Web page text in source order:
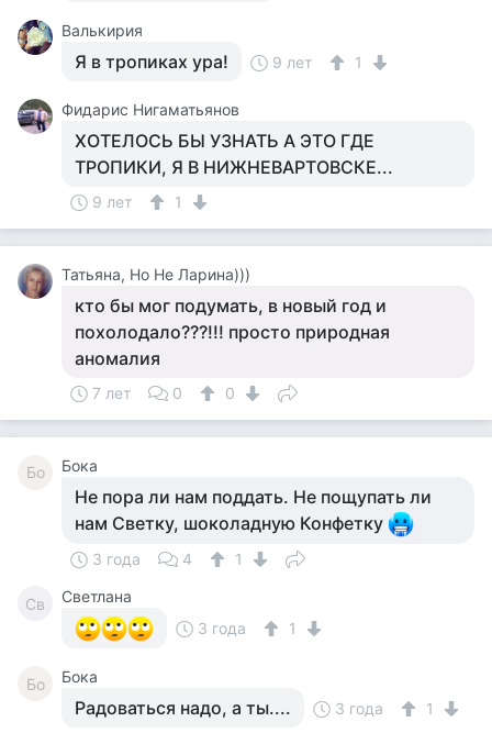
Валькирия
Я в тропиках ура! 9 лет 1
Фидарис Нигаматьянов
ХОТЕЛОСЬ БЫ УЗНАТЬ А ЭТО ГДЕ
ТРОПИКИ, Я В НИЖНЕВАРТОВСКЕ...
9 лет 1
Татьяна, Но Не Ларина)))
кто бы мог подумать, в новый год и
похолодало???!!! просто природная
аномалия
7 лет 0 0
Бо Бока
Не пора ли нам поддать. Не пощупать ли
нам Светку, шоколадную Конфетку
3 года 4 1
Св
Светлана
3 года
1
Бо Бока
Радоваться надо, а ты.... 3 года 1